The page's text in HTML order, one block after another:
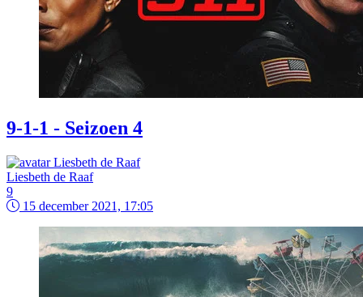
9-1-1 - Seizoen 4
Liesbeth de Raaf
9
15 december 2021, 17:05